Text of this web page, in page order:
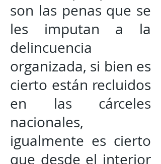
son las penas que se
les imputan a la
delincuencia
organizada, si bien es
cierto están recluidos
en las cárceles
nacionales,
igualmente es cierto
que desde el interior